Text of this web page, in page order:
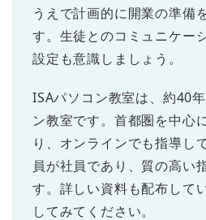
うえで計画的に開業の準備
す。生徒とのコミュニケー
設定も意識しましょう。
ISAパソコン教室は、約40
ン教室です。首都圏を中心
り、オンラインでも指導し
員が社員であり、質の高い
す。詳しい資料も配布して
してみてください。